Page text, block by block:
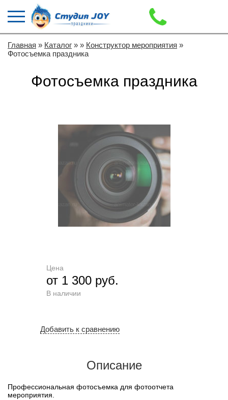
Главная » Каталог » » Конструктор мероприятия »
Фотосъемка праздника
Фотосъемка праздника
Цена
от 1 300 руб.
В наличии
Добавить к сравнению
Описание
Профессиональная фотосъемка для фотоотчета
мероприятия.